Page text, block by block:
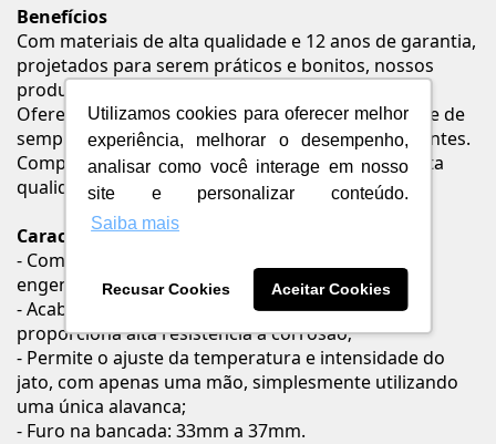
Utilizamos cookies para oferecer melhor
experiência, melhorar o desempenho,
analisar como você interage em nosso
site e personalizar conteúdo.
Saiba mais
Recusar Cookies Aceitar Cookies
Benefícios
Com materiais de alta qualidade e 12 anos de garantia,
projetados para serem práticos e bonitos, nossos
produtos são ótimas opções para economizar.
Oferecemos preços competitivos e uma variedade de
sempre satisfazer as necessidades de nossos clientes.
Comprometemo-nos em oferecer produtos de alta
qualidade e design para o seu lar.
Características
- Composição básica: Ligas de cobre, plásticos de
engenharia e elastômeros;
- Acabamento superficial biníquel cromado que
proporciona alta resistência à corrosão;
- Permite o ajuste da temperatura e intensidade do
jato, com apenas uma mão, simplesmente utilizando
uma única alavanca;
- Furo na bancada: 33mm a 37mm.